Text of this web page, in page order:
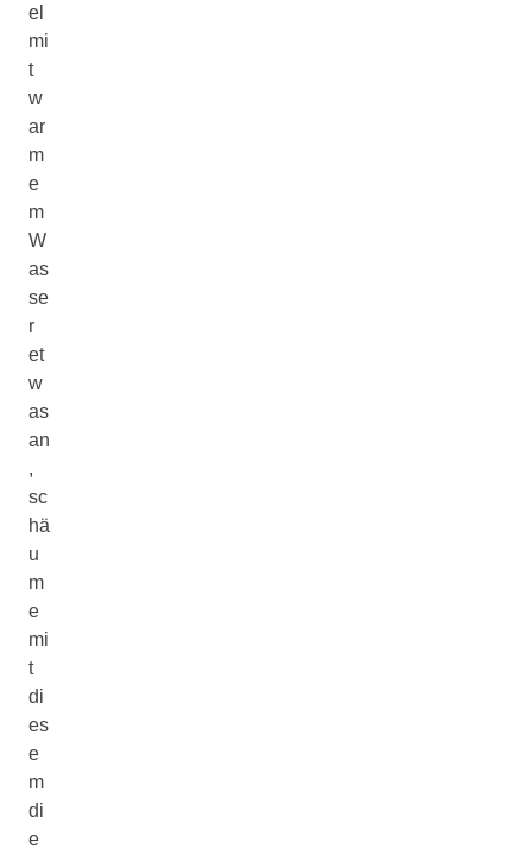
el
mi
t
w
ar
m
e
m
W
as
se
r
et
w
as
an
,
sc
hä
u
m
e
mi
t
di
es
e
m
di
e